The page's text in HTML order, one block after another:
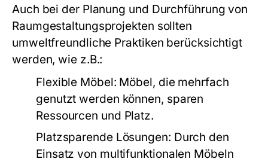
Auch bei der Planung und Durchführung von
Raumgestaltungsprojekten sollten
umweltfreundliche Praktiken berücksichtigt
werden, wie z.B.:
Flexible Möbel: Möbel, die mehrfach
genutzt werden können, sparen
Ressourcen und Platz.
Platzsparende Lösungen: Durch den
Einsatz von multifunktionalen Möbeln